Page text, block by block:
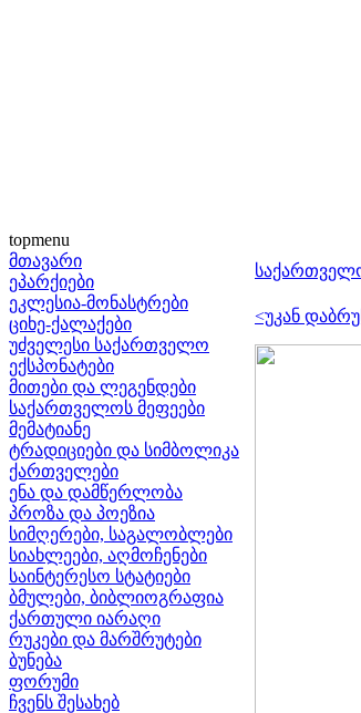
topmenu
მთავარი
ეპარქიები
ეკლესია-მონასტრები
ციხე-ქალაქები
უძველესი საქართველო
ექსპონატები
მითები და ლეგენდები
საქართველოს მეფეები
მემატიანე
ტრადიციები და სიმბოლიკა
ქართველები
ენა და დამწერლობა
პროზა და პოეზია
სიმღერები, საგალობლები
სიახლეები, აღმოჩენები
საინტერესო სტატიები
ბმულები, ბიბლიოგრაფია
ქართული იარაღი
რუკები და მარშრუტები
ბუნება
ფორუმი
ჩვენს შესახებ
<უკან